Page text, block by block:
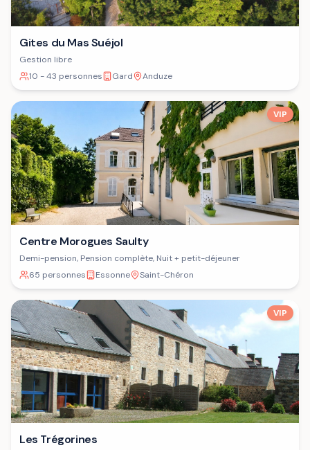
Gites du Mas Suéjol
Gestion libre
10 - 43 personnes
Gard Anduze
VIP
Centre Morogues Saulty
Demi-pension, Pension complète, Nuit + petit-déjeuner
65 personnes
Essonne Saint-Chéron
VIP
Les Trégorines